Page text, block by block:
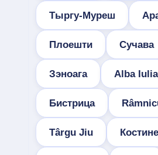
Тыргу-Муреш
Плоешти Сучава
Зэноага Alba Iulia
Бистрица
Târgu Jiu